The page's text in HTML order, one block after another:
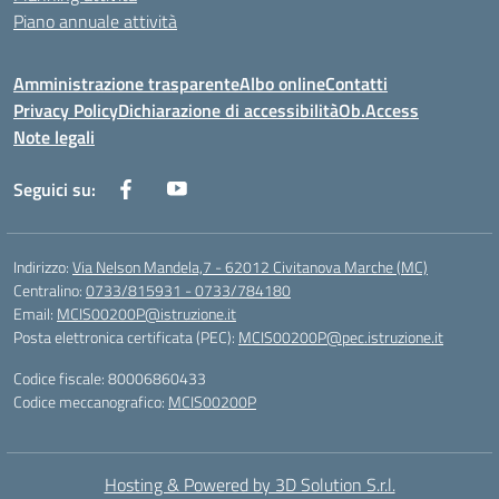
Piano annuale attività
Amministrazione trasparenteAlbo onlineContatti
Privacy PolicyDichiarazione di accessibilitàOb.Access
Note legali
Seguici su:
Indirizzo:Via Nelson Mandela,7 - 62012 Civitanova Marche (MC)
Centralino:0733/815931 - 0733/784180
Email: MCIS00200P@istruzione.it
Posta elettronica certificata (PEC): MCIS00200P@pec.istruzione.it
Codice fiscale: 80006860433
Codice meccanografico: MCIS00200P
Hosting & Powered by 3D Solution S.r.l.